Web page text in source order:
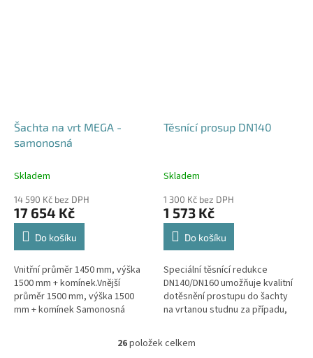
Šachta na vrt MEGA -
samonosná
Skladem
14 590 Kč bez DPH
17 654 Kč
Do košíku
Vnitřní průměr 1450 mm, výška
1500 mm + komínek.Vnější
průměr 1500 mm, výška 1500
mm + komínek Samonosná
obetonování.Volitelné průměry i
Těsnící prosup DN140
Skladem
1 300 Kč bez DPH
1 573 Kč
Do košíku
Speciální těsnící redukce
DN140/DN160 umožňuje kvalitní
dotěsnění prostupu do šachty
na vrtanou studnu za případu,
potrubí DN140.
O
26položek celkem